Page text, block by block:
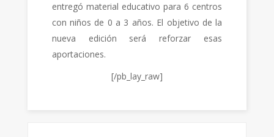
entregó material educativo para 6 centros
con niños de 0 a 3 años. El objetivo de la
nueva edición será reforzar esas
aportaciones.
[/pb_lay_raw]